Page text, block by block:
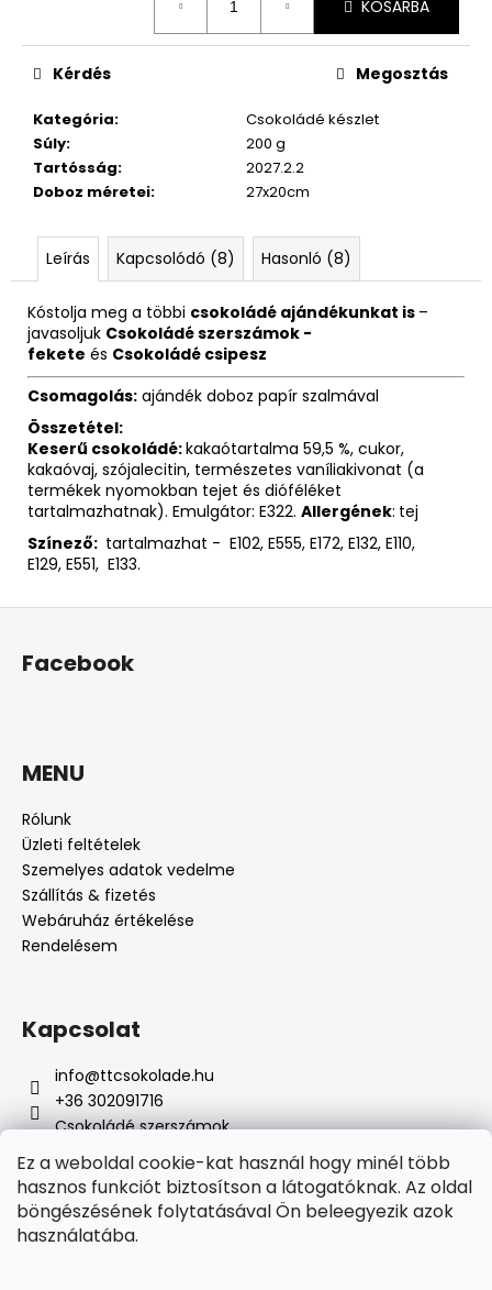
Ez a weboldal cookie-kat használ hogy minél több
hasznos funkciót biztosítson a látogatóknak. Az oldal
böngészésének folytatásával Ön beleegyezik azok
használatába.
KOSÁRBA
Kategória:
Csokoládé készlet
Súly:
200 g
Tartósság:
2027.2.2
Doboz méretei: 27x20cm
Kérdés Megosztás
Leírás Kapcsolódó (8) Hasonló (8)
Kóstolja meg a többi csokoládé ajándékunkat is –
javasoljuk Csokoládé szerszámok -
fekete és Csokoládé csipesz
Csomagolás: ajándék doboz papír szalmával
Összetétel:
Keserű csokoládé:kakaótartalma 59,5 %, cukor,
kakaóvaj, szójalecitin, természetes vaníliakivonat (a
termékek nyomokban tejet és dióféléket
tartalmazhatnak). Emulgátor: E322. Allergének: tej
Színező: tartalmazhat - E102, E555, E172, E132, E110,
E129, E551, E133.
Facebook
MENU
Rólunk
Üzleti feltételek
Szemelyes adatok vedelme
Szállítás & fizetés
Webáruház értékelése
Rendelésem
Kapcsolat
info@ttcsokolade.hu
+36 302091716
Csokoládé szerszámok
Online fizetési lehetőséget biztosítunk